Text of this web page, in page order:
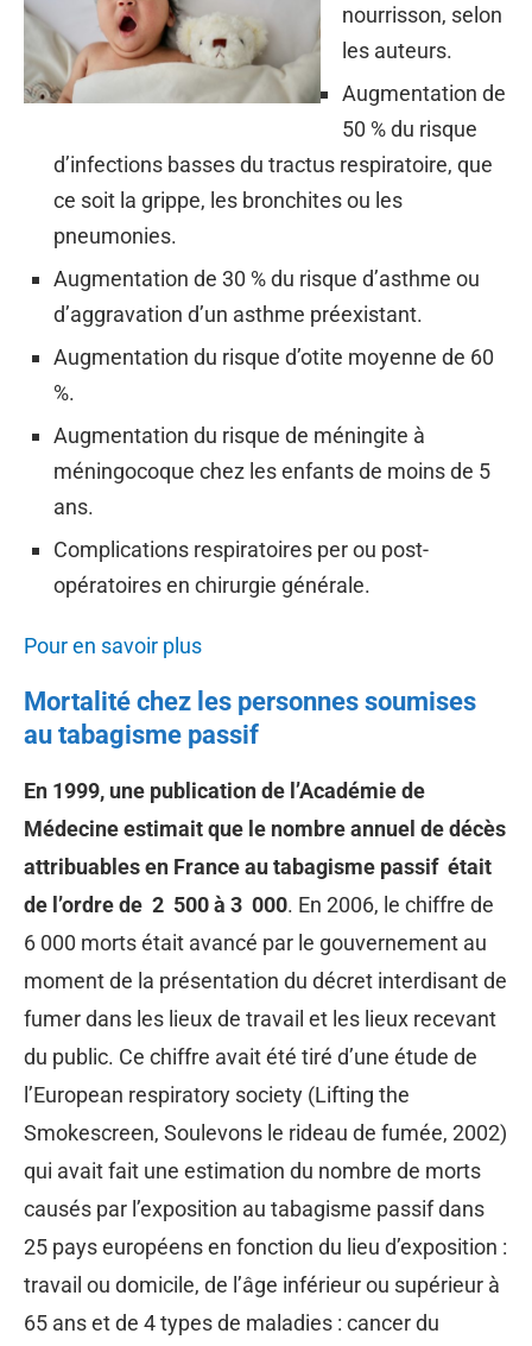
nourrisson, selon
les auteurs.
Augmentation de
50 % du risque
d’infections basses du tractus respiratoire, que
ce soit la grippe, les bronchites ou les
pneumonies.
Augmentation de 30 % du risque d’asthme ou
d’aggravation d’un asthme préexistant.
Augmentation du risque d’otite moyenne de 60
%.
Augmentation du risque de méningite à
méningocoque chez les enfants de moins de 5
ans.
Complications respiratoires per ou post-
opératoires en chirurgie générale.
Pour en savoir plus
Mortalité chez les personnes soumises
au tabagisme passif
En 1999, une publication de l’Académie de
Médecine estimait que le nombre annuel de décès
attribuables en France au tabagisme passif était
de l’ordre de 2 500 à 3 000. En 2006, le chiffre de
6 000 morts était avancé par le gouvernement au
moment de la présentation du décret interdisant de
fumer dans les lieux de travail et les lieux recevant
du public. Ce chiffre avait été tiré d’une étude de
l’European respiratory society (Lifting the
Smokescreen, Soulevons le rideau de fumée, 2002)
qui avait fait une estimation du nombre de morts
causés par l’exposition au tabagisme passif dans
25 pays européens en fonction du lieu d’exposition :
travail ou domicile, de l’âge inférieur ou supérieur à
65 ans et de 4 types de maladies : cancer du